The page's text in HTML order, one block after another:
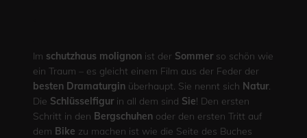
Im schutzhaus molignonist der Sommerso schön wie
ein Traum – es gleicht einem Film aus der Feder der
besten Dramaturginüberhaupt. Sie nennt sich Natur.
Die Schlüsselfigurin all dem sind Sie! Den ersten
Schritt in den Bergschuhenoder den ersten Tritt auf
dem Bike zu machen ist wie die Seite des Buches